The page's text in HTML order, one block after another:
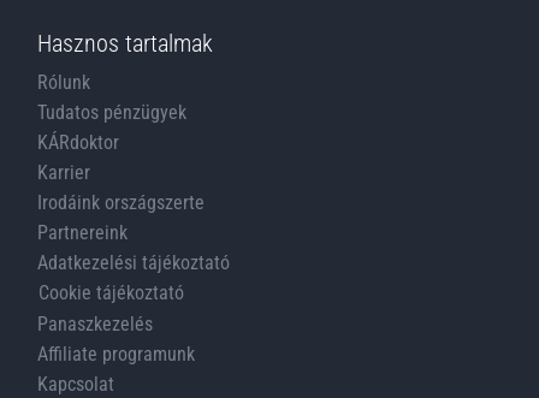
Hasznos tartalmak
Rólunk
Tudatos pénzügyek
KÁRdoktor
Karrier
Irodáink országszerte
Partnereink
Adatkezelési tájékoztató
Cookie tájékoztató
Panaszkezelés
Affiliate programunk
Kapcsolat